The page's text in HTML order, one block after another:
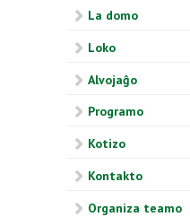
La domo
Loko
Alvojaĝo
Programo
Kotizo
Kontakto
Organiza teamo